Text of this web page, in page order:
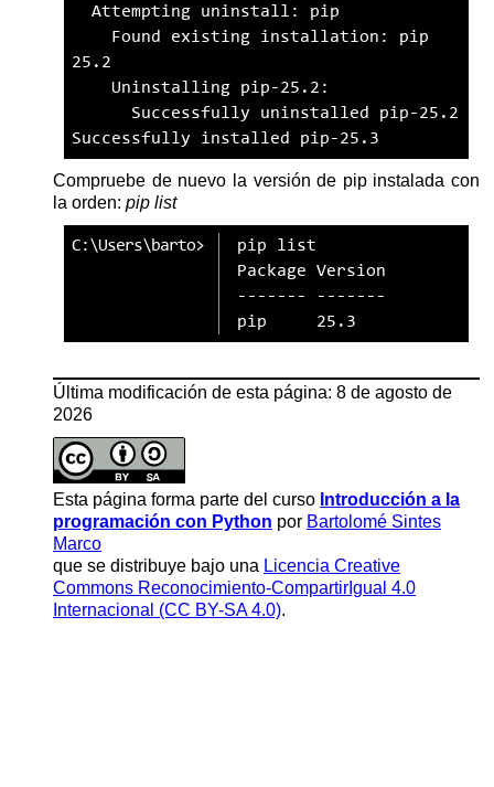
  Attempting uninstall: pip
25.2
    Uninstalling pip-25.2:
      Successfully uninstalled pip-25.2
Successfully
installed pip-25.3
Compruebe de nuevo la versión de pip instalada con
la orden: pip list
pip
list
Package Version
------- -------
pip     25.3
Última modificación de esta página: 8 de agosto de
2026
Esta página forma parte del curso Introducción a la
programación con Python por Bartolomé Sintes
Marco
que se distribuye bajo una Licencia Creative
Commons Reconocimiento-CompartirIgual 4.0
Internacional (CC BY-SA 4.0).